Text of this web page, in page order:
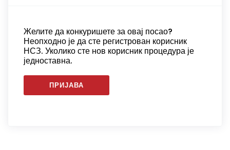
Желите да конкуришете за овај посао?
Неопходно је да сте регистрован корисник
НСЗ. Уколико сте нов корисник процедура је
једноставна.
ПРИЈАВА